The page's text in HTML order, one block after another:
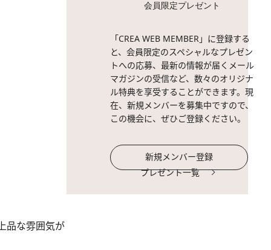
品な雰囲気が
会員限定プレゼント
「CREA WEB MEMBER」に登録する
と、会員限定のスペシャルなプレゼン
トへの応募、最新の情報が届くメール
マガジンの受信など、数々のオリジナ
ル特典を享受することができます。現
在、新規メンバーを募集中ですので、
この機会に、ぜひご登録ください。
新規メンバー登録
プレゼント一覧